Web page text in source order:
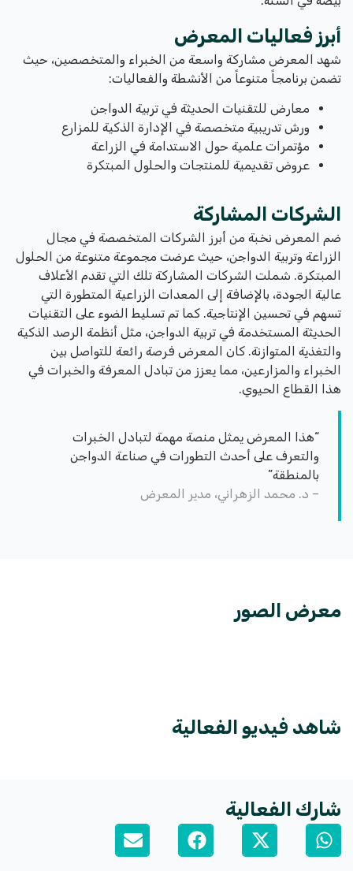
أبرز فعاليات المعرض
شهد المعرض مشاركة واسعة من الخبراء والمتخصصين، حيث
تضمن برنامجاً متنوعاً من الأنشطة والفعاليات:
معارض للتقنيات الحديثة في تربية الدواجن
ورش تدريبية متخصصة في الإدارة الذكية للمزارع
مؤتمرات علمية حول الاستدامة في الزراعة
عروض تقديمية للمنتجات والحلول المبتكرة
الشركات المشاركة
ضم المعرض نخبة من أبرز الشركات المتخصصة في مجال
الزراعة وتربية الدواجن، حيث عرضت مجموعة متنوعة من الحلول
المبتكرة. شملت الشركات المشاركة تلك التي تقدم الأعلاف
عالية الجودة، بالإضافة إلى المعدات الزراعية المتطورة التي
تسهم في تحسين الإنتاجية. كما تم تسليط الضوء على التقنيات
الحديثة المستخدمة في تربية الدواجن، مثل أنظمة الرصد الذكية
والتغذية المتوازنة. كان المعرض فرصة رائعة للتواصل بين
الخبراء والمزارعين، مما يعزز من تبادل المعرفة والخبرات في
هذا القطاع الحيوي.
“هذا المعرض يمثل منصة مهمة لتبادل الخبرات
والتعرف على أحدث التطورات في صناعة الدواجن
بالمنطقة”
– د. محمد الزهراني، مدير المعرض
معرض الصور
شاهد فيديو الفعالية
شارك الفعالية